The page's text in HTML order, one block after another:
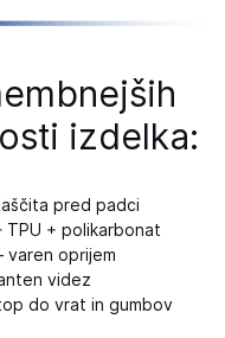
izdelka:
pred padci
TPU + polikarbonat
varen oprijem
videz
do vrat in gumbov